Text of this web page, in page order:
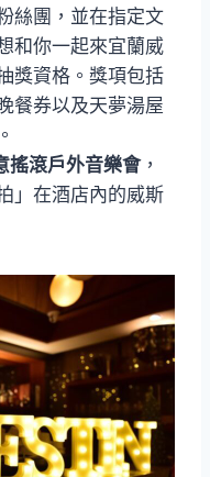
絲團，並在指定文
和你一起來宜蘭威
獎資格。獎項包括
餐券以及天夢湯屋
搖滾戶外音樂會，
」在酒店內的威斯